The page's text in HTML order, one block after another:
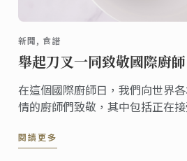
新聞, 食譜
舉起刀叉一同致敬國際廚
在這個國際廚師日，我們向世界
情的廚師們致敬，其中包括正在
了慶祝此節日，我們為您帶來了這
閱讀更多